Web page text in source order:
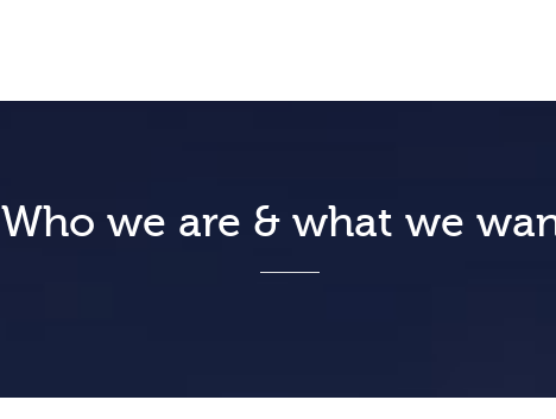
Who we are & what we